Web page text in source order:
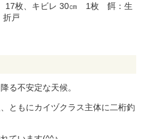
17枚、キビレ 30㎝ 1枚 餌：生
戸
る不安定な天候。
ともにカイヅクラス主体に二桁釣